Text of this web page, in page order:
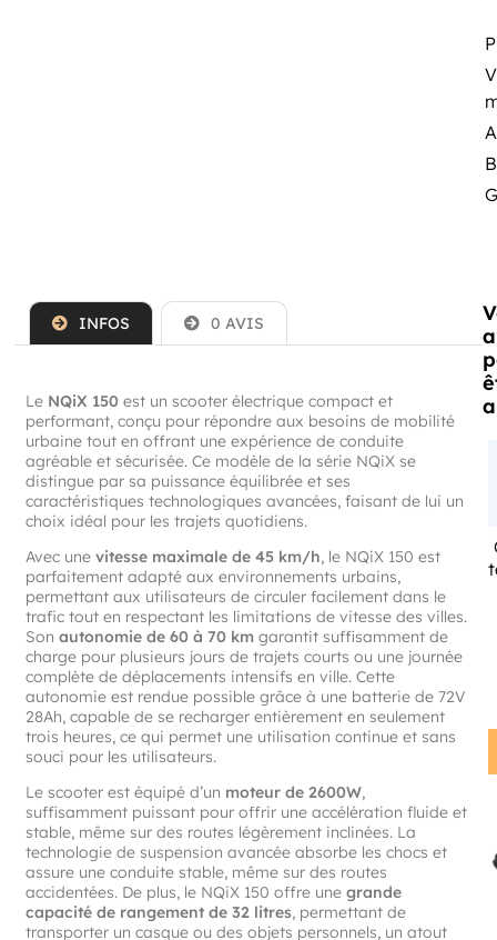
INFOS 0 AVIS
Le NQiX 150 est un scooter électrique compact et
performant, conçu pour répondre aux besoins de mobilité
urbaine tout en offrant une expérience de conduite
agréable et sécurisée. Ce modèle de la série NQiX se
distingue par sa puissance équilibrée et ses
caractéristiques technologiques avancées, faisant de lui un
choix idéal pour les trajets quotidiens.
Avec unevitesse maximale de 45 km/h, le NQiX 150 est
parfaitement adapté aux environnements urbains,
permettant aux utilisateurs de circuler facilement dans le
trafic tout en respectant les limitations de vitesse des villes.
Sonautonomie de 60 à 70 km garantit suffisamment de
charge pour plusieurs jours de trajets courts ou une journée
complète de déplacements intensifs en ville. Cette
autonomie est rendue possible grâce à une batterie de 72V
28Ah, capable de se recharger entièrement en seulement
trois heures, ce qui permet une utilisation continue et sans
souci pour les utilisateurs.
Le scooter est équipé d’un moteur de 2600W,
suffisamment puissant pour offrir une accélération fluide et
stable, même sur des routes légèrement inclinées. La
technologie de suspension avancée absorbe les chocs et
assure une conduite stable, même sur des routes
accidentées. De plus, le NQiX 150 offre unegrande
capacité de rangement de 32 litres, permettant de
transporter un casque ou des objets personnels, un atout